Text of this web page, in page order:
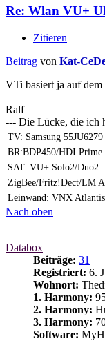
Re: Wlan VU+
Zitieren
Beitrag von Kat-
VTi basiert ja auf
Ralf
--- Die Lücke, die ich
TV: Samsung
BR:BDP450/HDI
SAT: VU+ Solo2/Duo2
ZigBee/Fritz!Dect/LM
Leinwand: VNX
Nach oben
Databox
Beiträge: 31
Registriert: 6.
Wohnort:
1. Harmony:
2. Harmony:
3. Harmony:
Software: